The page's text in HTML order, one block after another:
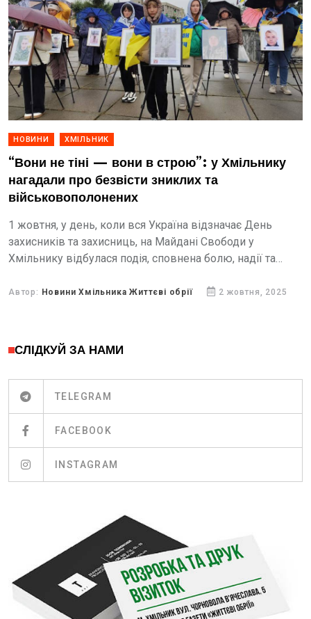
НОВИНИ ХМІЛЬНИК
“Вони не тіні — вони в строю”: у Хмільнику
нагадали про безвісти зниклих та
військовополонених
1 жовтня, у день, коли вся Україна відзначає День
захисників та захисниць, на Майдані Свободи у
Хмільнику відбулася подія, сповнена болю, надії та
військовополонених Героїв...
Автор: Новини Хмільника Життєві обрії 2 жовтня, 2025
СЛІДКУЙ ЗА НАМИ
TELEGRAM
FACEBOOK
INSTAGRAM